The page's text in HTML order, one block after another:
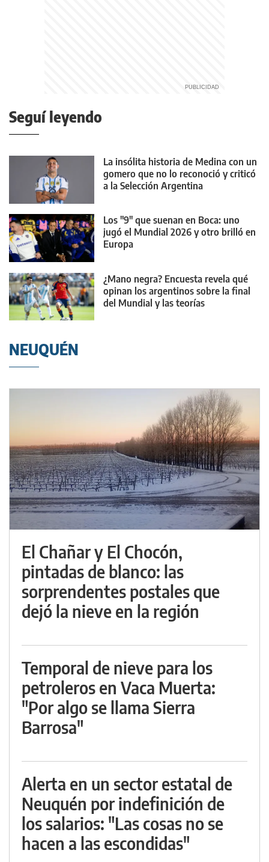
Seguí leyendo
La insólita historia de Medina con un
gomero que no lo reconoció y criticó
a la Selección Argentina
Los "9" que suenan en Boca: uno
jugó el Mundial 2026 y otro brilló en
Europa
¿Mano negra? Encuesta revela qué
opinan los argentinos sobre la final
del Mundial y las teorías
NEUQUÉN
El Chañar y El Chocón,
pintadas de blanco: las
sorprendentes postales que
dejó la nieve en la región
Temporal de nieve para los
petroleros en Vaca Muerta:
"Por algo se llama Sierra
Barrosa"
Alerta en un sector estatal de
Neuquén por indefinición de
los salarios: "Las cosas no se
hacen a las escondidas"